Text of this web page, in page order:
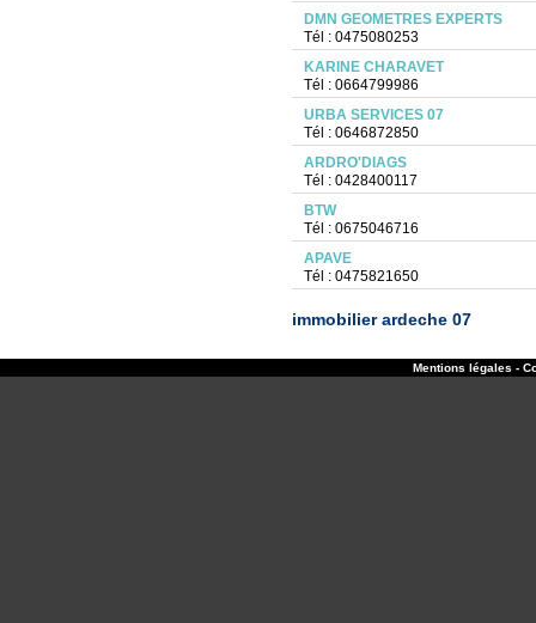
DMN GEOMETRES EXPERTS
Tél : 0475080253
KARINE CHARAVET
Tél : 0664799986
URBA SERVICES 07
Tél : 0646872850
ARDRO'DIAGS
Tél : 0428400117
BTW
Tél : 0675046716
APAVE
Tél : 0475821650
immobilier ardeche 07
Mentions légales -